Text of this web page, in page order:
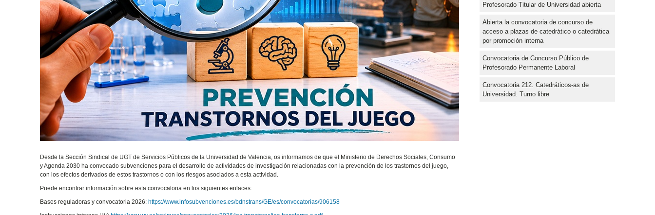
Desde la Sección Sindical de UGT de Servicios Públicos de la Universidad de Valencia, os informamos de que el Ministerio de Derechos Sociales, Consumo
y Agenda 2030 ha convocado subvenciones para el desarrollo de actividades de investigación relacionadas con la prevención de los trastornos del juego,
con los efectos derivados de estos trastornos o con los riesgos asociados a esta actividad.
Puede encontrar información sobre esta convocatoria en los siguientes enlaces:
Bases reguladoras y convocatoria 2026: https://www.infosubvenciones.es/bdnstrans/GE/es/convocatorias/906158
Profesorado Titular de Universidad abierta
Abierta la convocatoria de concurso de
acceso a plazas de catedrático o catedrática
por promoción interna
Convocatoria de Concurso Público de
Profesorado Permanente Laboral
Convocatoria 212. Catedráticos-as de
Universidad. Turno libre